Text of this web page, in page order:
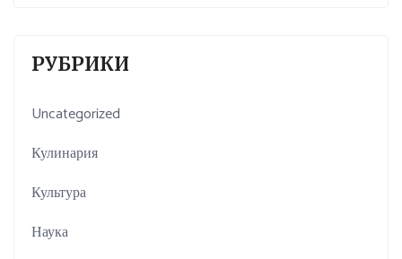
РУБРИКИ
Uncategorized
Кулинария
Культура
Наука